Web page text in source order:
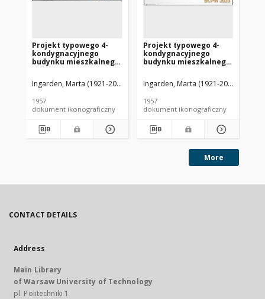
Projekt typowego 4-
kondygnacyjnego
budynku mieszkalnego
uprzemysłowioną -
Konkurs SARP nr 231 :
Zdj. 11, Plan montażowy
kondygnacji
Ingarden, Marta (1921-2009). Architekt Ingarden, Janusz (1923-2005).
1957
dokument ikonograficzny
Projekt typowego 4-
kondygnacyjnego
budynku mieszkalnego
uprzemysłowioną -
Konkurs SARP nr 231 :
Zdj. 10, Plan montażowy
dachu
Ingarden, Marta (1921-2009).
1957
dokument ikonograficzny
More
CONTACT DETAILS
Address
Main Library
of Warsaw University of Technology
pl. Politechniki 1